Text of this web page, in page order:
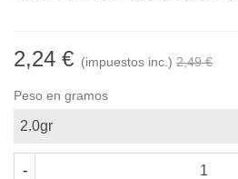
2,24 € (impuestos inc.) 2,49 €
Peso en gramos
-